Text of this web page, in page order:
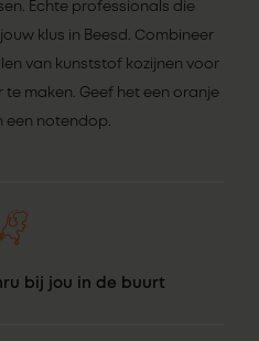
Echte professionals die
klus in Beesd. Combineer
van kunststof kozijnen voor
maken. Geef het een oranje
een notendop.
bij jou in de buurt